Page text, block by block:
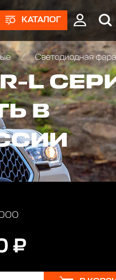
КАТАЛОГ
Светодиодная фара Rigid SR-L Серия
L
В
₽